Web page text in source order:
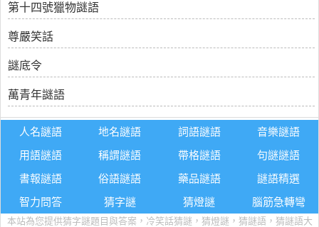
第十四號獵物謎語
尊嚴笑話
謎底令
萬青年謎語
人名謎語 地名謎語 詞語謎語
音樂謎語
用語謎語
稱謂謎語 帶格謎語
句謎謎語
書報謎語
俗語謎語 藥品謎語
謎語精選
智力問答
猜字謎 猜燈謎 腦筋急轉彎
本站為您提供猜字謎題目與答案，冷笑話猜謎，猜燈謎，猜謎語，猜謎語大